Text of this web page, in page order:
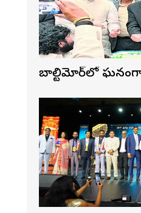
బాల్టిమోర్‌లో